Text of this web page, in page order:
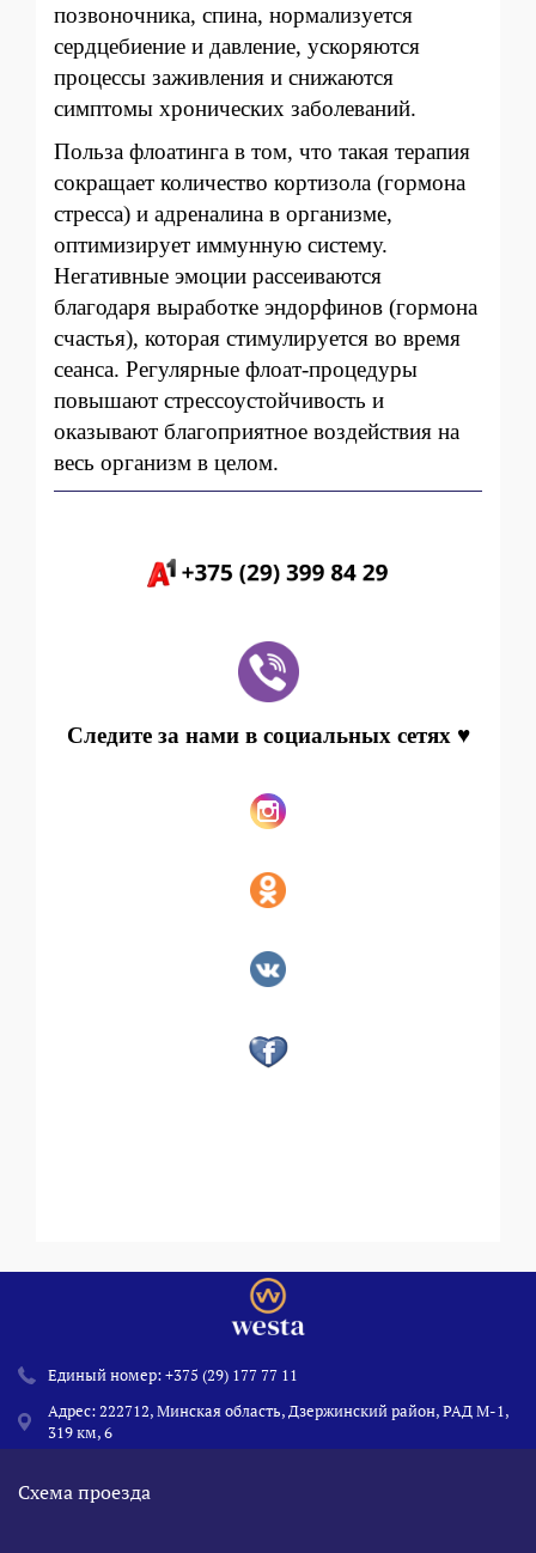
позвоночника, спина, нормализуется
сердцебиение и давление, ускоряются
процессы заживления и снижаются
симптомы хронических заболеваний.
Польза флоатинга в том, что такая терапия
сокращает количество кортизола (гормона
стресса) и адреналина в организме,
оптимизирует иммунную систему.
Негативные эмоции рассеиваются
благодаря выработке эндорфинов (гормона
счастья), которая стимулируется во время
сеанса. Регулярные флоат-процедуры
повышают стрессоустойчивость и
оказывают благоприятное воздействия на
весь организм в целом.
Следите за нами в социальных сетях ♥
Единый номер:+375 (29) 177 77 11
Адрес: 222712, Минская область, Дзержинский район, РАД М-1,
319 км, 6
Схема проезда